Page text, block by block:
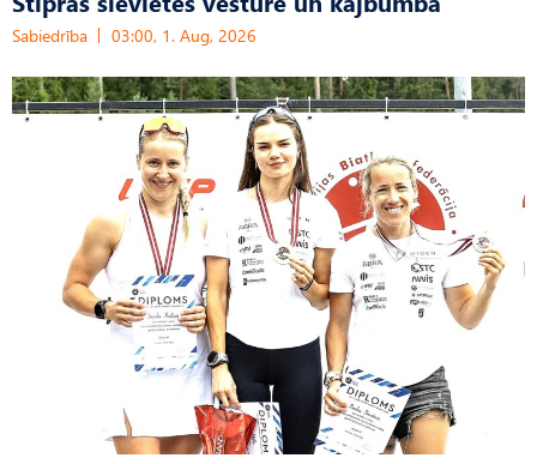
Sabiedrība 03:00, 1. Aug, 2026